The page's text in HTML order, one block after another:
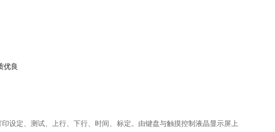
优良
设定、测试、上行、下行、时间、标定。由键盘与触摸控制液晶显示屏上